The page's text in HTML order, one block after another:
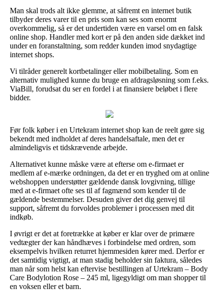
Man skal trods alt ikke glemme, at såfremt en internet butik
tilbyder deres varer til en pris som kan ses som enormt
overkommelig, så er det undertiden være en varsel om en falsk
online shop. Handler med kort er på den anden side dækket ind
under en foranstaltning, som redder kunden imod snydagtige
internet shops.
Vi tilråder generelt kortbetalinger eller mobilbetaling. Som en
alternativ mulighed kunne du bruge en afdragsløsning som f.eks.
ViaBill, forudsat du ser en fordel i at finansiere beløbet i flere
bidder.
Før folk køber i en Urtekram internet shop kan de reelt gøre sig
bekendt med indholdet af deres handelsaftale, men det er
almindeligvis et tidskrævende arbejde.
Alternativet kunne måske være at efterse om e-firmaet er
medlem af e-mærke ordningen, da det er en tryghed om at online
webshoppen understøtter gældende dansk lovgivning, tillige
med at e-firmaet ofte ses til af fagmænd som kender til de
gældende bestemmelser. Desuden giver det dig genvej til
support, såfremt du forvoldes problemer i processen med dit
indkøb.
I øvrigt er det at foretrække at køber er klar over de primære
vedtægter der kan håndhæves i forbindelse med ordren, som
eksempelvis hvilken returret hjemmesiden kører med. Derfor er
det samtidig vigtigt, at man stadig beholder sin faktura, således
man når som helst kan eftervise bestillingen af Urtekram – Body
Care Bodylotion Rose – 245 ml, ligegyldigt om man shopper til
en voksen eller et barn.